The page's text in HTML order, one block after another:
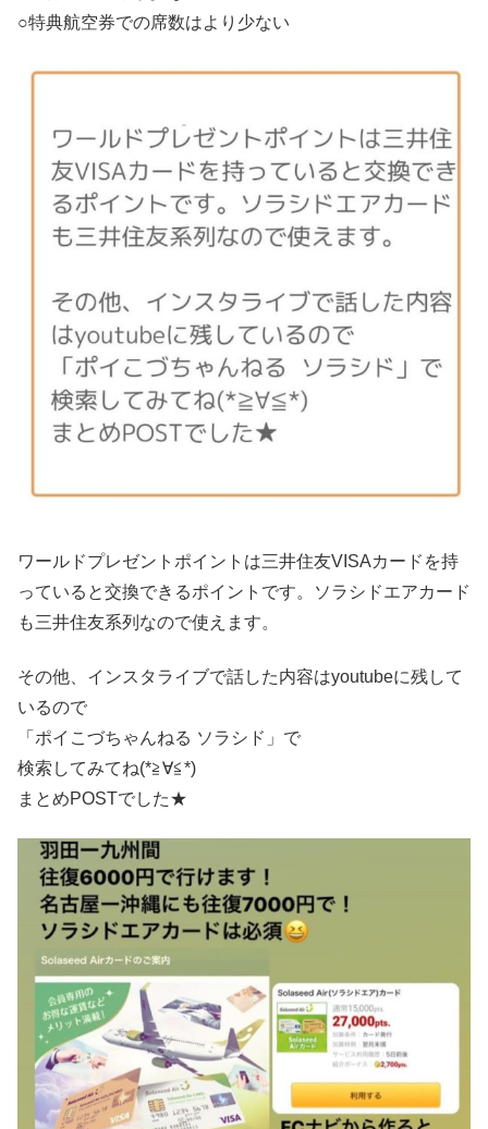
○特典航空券での席数はより少ない
ワールドプレゼントポイントは三井住友VISAカードを持
っていると交換できるポイントです。ソラシドエアカード
も三井住友系列なので使えます。
その他、インスタライブで話した内容はyoutubeに残して
いるので
「ポイこづちゃんねる ソラシド」で
検索してみてね(*≧∀≦*)
まとめPOSTでした★